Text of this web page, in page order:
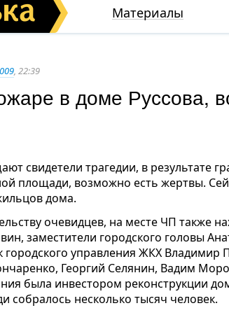
Материалы
, 22:39
в доме Руссова,
свидетели трагедии, в результате
площади, возможно есть жертвы.
дома.
очевидцев, на месте ЧП также
заместители городского головы
городского управления ЖКХ Владимир
Георгий Селянин, Вадим
была инвестором реконструкции
собралось несколько тысяч человек.